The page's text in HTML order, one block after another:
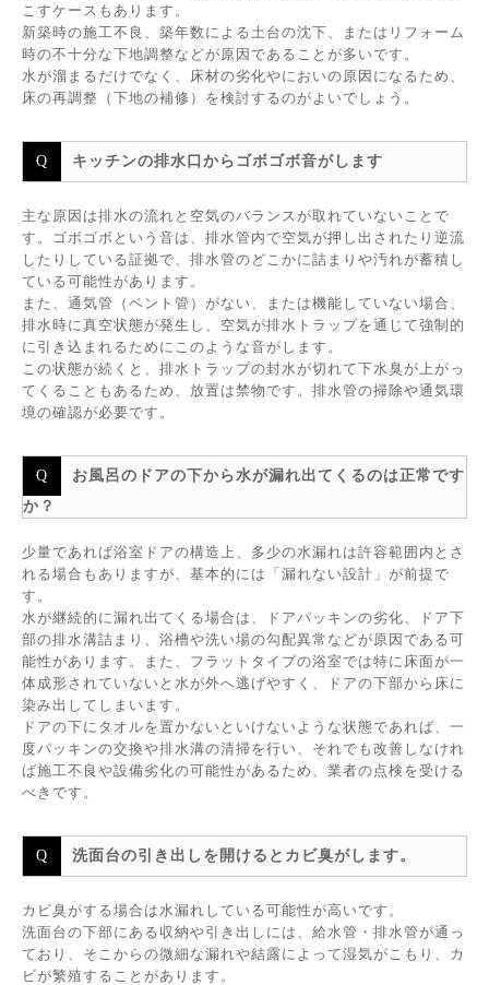
こすケースもあります。
新築時の施工不良、築年数による土台の沈下、またはリフォーム
時の不十分な下地調整などが原因であることが多いです。
水が溜まるだけでなく、床材の劣化やにおいの原因になるため、
床の再調整（下地の補修）を検討するのがよいでしょう。
キッチンの排水口からゴボゴボ音がします
主な原因は排水の流れと空気のバランスが取れていないことで
す。ゴボゴボという音は、排水管内で空気が押し出されたり逆流
したりしている証拠で、排水管のどこかに詰まりや汚れが蓄積し
ている可能性があります。
また、通気管（ベント管）がない、または機能していない場合、
排水時に真空状態が発生し、空気が排水トラップを通じて強制的
に引き込まれるためにこのような音がします。
この状態が続くと、排水トラップの封水が切れて下水臭が上がっ
てくることもあるため、放置は禁物です。排水管の掃除や通気環
境の確認が必要です。
お風呂のドアの下から水が漏れ出てくるのは正常です
か？
少量であれば浴室ドアの構造上、多少の水漏れは許容範囲内とさ
れる場合もありますが、基本的には「漏れない設計」が前提で
す。
水が継続的に漏れ出てくる場合は、ドアパッキンの劣化、ドア下
部の排水溝詰まり、浴槽や洗い場の勾配異常などが原因である可
能性があります。また、フラットタイプの浴室では特に床面が一
体成形されていないと水が外へ逃げやすく、ドアの下部から床に
染み出してしまいます。
ドアの下にタオルを置かないといけないような状態であれば、一
度パッキンの交換や排水溝の清掃を行い、それでも改善しなけれ
ば施工不良や設備劣化の可能性があるため、業者の点検を受ける
べきです。
洗面台の引き出しを開けるとカビ臭がします。
カビ臭がする場合は水漏れしている可能性が高いです。
洗面台の下部にある収納や引き出しには、給水管・排水管が通っ
ており、そこからの微細な漏れや結露によって湿気がこもり、カ
ビが繁殖することがあります。